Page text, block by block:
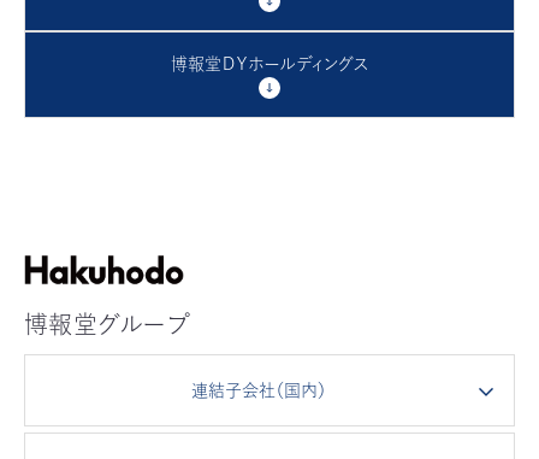
博報堂ＤＹホールディングス
博報堂グループ
連結子会社（国内）